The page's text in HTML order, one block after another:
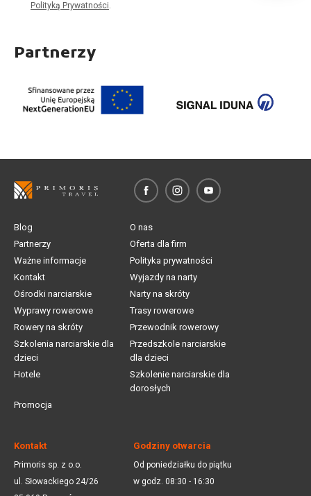
Polityką Prywatności.
Partnerzy
Blog
O nas
Partnerzy
Oferta dla firm
Ważne informacje
Polityka prywatności
Kontakt
Wyjazdy na narty
Ośrodki narciarskie
Narty na skróty
Wyprawy rowerowe
Trasy rowerowe
Rowery na skróty
Przewodnik rowerowy
Szkolenia narciarskie dla
dzieci
Przedszkole narciarskie
dla dzieci
Hotele
Szkolenie narciarskie dla
dorosłych
Promocja
Kontakt
Primoris sp. z o.o.
ul. Słowackiego 24/26
Godziny otwarcia
Od poniedziałku do piątku
w godz. 08:30 - 16:30